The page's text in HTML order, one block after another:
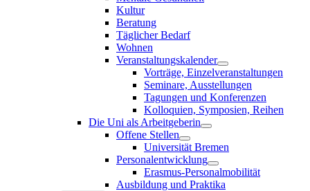
Kultur
Beratung
Täglicher Bedarf
Wohnen
Veranstaltungskalender
Vorträge, Einzelveranstaltungen
Seminare, Ausstellungen
Tagungen und Konferenzen
Kolloquien, Symposien, Reihen
Die Uni als Arbeitgeberin
Offene Stellen
Universität Bremen
Personalentwicklung
Erasmus-Personalmobilität
Ausbildung und Praktika